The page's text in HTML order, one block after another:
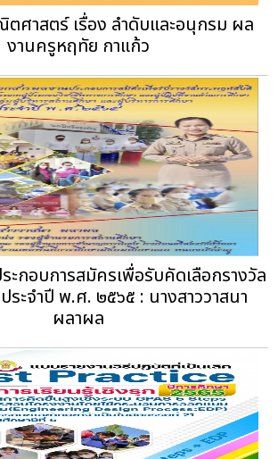
ศาสตร์ เรื่อง ลำดับและอนุกรม ผล
งานครูหฤทัย กาแก้ว
ะกอบการสมัครเพื่อรับคัดเลือกรางวัล
ะจำปี พ.ศ. ๒๕๖๕ : นางสาววาสนา
ผลาผล